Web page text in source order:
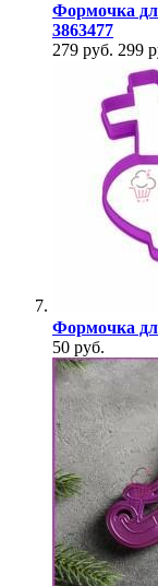
Формочка
3863477
279 руб. 299
Формочка
50 руб.